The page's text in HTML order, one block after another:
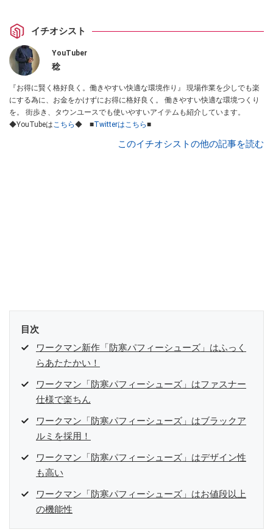
イチオシスト
YouTuber
稔
『お得に賢く格好良く。働きやすい快適な環境作り』 現場作業を少しでも楽
にする為に、お金をかけずにお得に格好良く。 働きやすい快適な環境つくり
を。 街歩き、タウンユースでも使いやすいアイテムも紹介しています。
◆YouTubeはこちら◆ ■Twitterはこちら■
このイチオシストの他の記事を読む
目次
ワークマン新作「防寒パフィーシューズ」はふっく
らあたたかい！
ワークマン「防寒パフィーシューズ」はファスナー
仕様で楽ちん
ワークマン「防寒パフィーシューズ」はブラックア
ルミを採用！
ワークマン「防寒パフィーシューズ」はデザイン性
も高い
ワークマン「防寒パフィーシューズ」はお値段以上
の機能性